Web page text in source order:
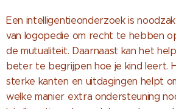
Een intelligentieonderzoek is
van logopedie om recht te hebben
de mutualiteit. Daarnaast kan het
beter te begrijpen hoe je kind leert.
sterke kanten en uitdagingen helpt
welke manier extra ondersteuning